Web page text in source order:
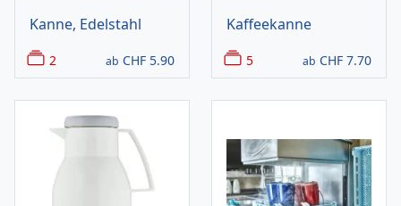
Kanne, Edelstahl
2 ab CHF 5.90
Kaffeekanne
5 ab CHF 7.70